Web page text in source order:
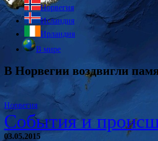
Норвегия
Исландия
Ирландия
В мире
В Норвегии воздвигли
Норвегия
События и
03.05.2015